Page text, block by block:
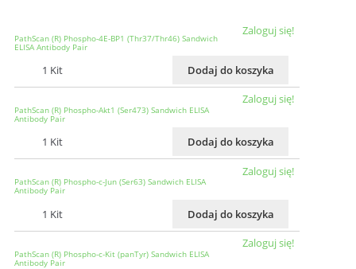
PathScan (R) Phospho-4E-BP1 (Thr37/Thr46) Sandwich
ELISA Antibody Pair
1 Kit
Zaloguj się!
Dodaj do koszyka
PathScan (R) Phospho-Akt1 (Ser473) Sandwich ELISA
Antibody Pair
1 Kit
Zaloguj się!
Dodaj do koszyka
PathScan (R) Phospho-c-Jun (Ser63) Sandwich ELISA
Antibody Pair
1 Kit
Zaloguj się!
Dodaj do koszyka
PathScan (R) Phospho-c-Kit (panTyr) Sandwich ELISA
Antibody Pair
Zaloguj się!